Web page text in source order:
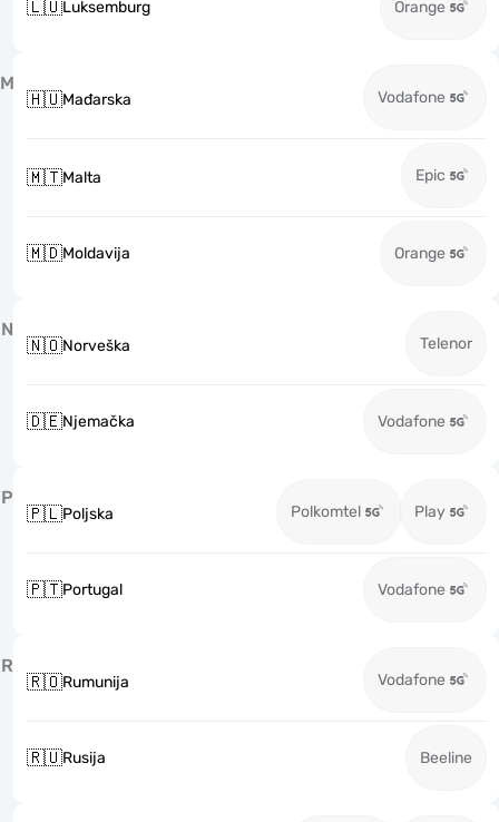
🇱🇺Luksemburg Orange
M
🇭🇺Mađarska Vodafone
🇲🇹Malta Epic
🇲🇩Moldavija Orange
N
🇳🇴Norveška Telenor
🇩🇪Njemačka Vodafone
P
🇵🇱Poljska Polkomtel Play
🇵🇹Portugal Vodafone
R
🇷🇴Rumunija Vodafone
🇷🇺Rusija Beeline